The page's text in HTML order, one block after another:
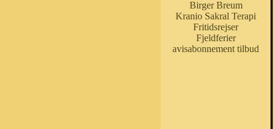
Birger Breum
Kranio Sakral Terapi
Fritidsrejser
Fjeldferier
avisabonnement tilbud